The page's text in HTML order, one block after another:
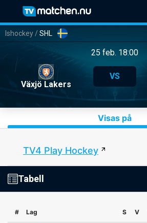
Ishockey /SHL
25 feb. 18:00
Växjö Lakers
VS
Visas på
TV4 Play Hockey
Tabell
# Lag S V